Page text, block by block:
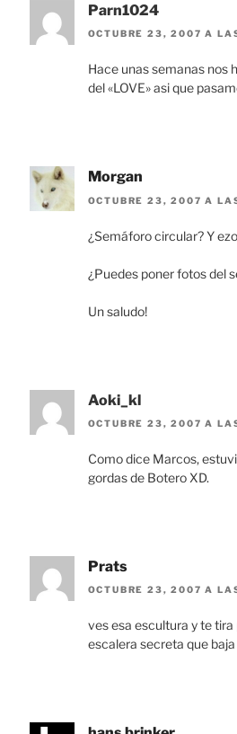
Parn1024
OCTUBRE 23, 2007 A
Hace unas semanas nos
del «LOVE» asi que
Morgan
OCTUBRE 23, 2007 A
¿Semáforo circular? Y
¿Puedes poner fotos del
Un saludo!
Aoki_kl
OCTUBRE 23, 2007 A
Como dice Marcos,
gordas de Botero XD.
Prats
OCTUBRE 23, 2007 A
ves esa escultura y te
escalera secreta que